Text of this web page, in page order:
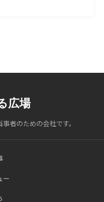
広場
者のための会社です。
ー